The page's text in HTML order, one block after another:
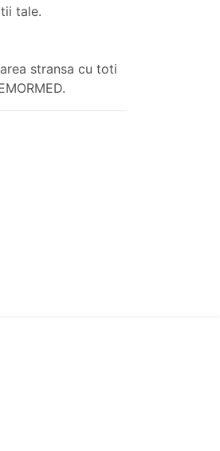
tale.
stransa cu toti